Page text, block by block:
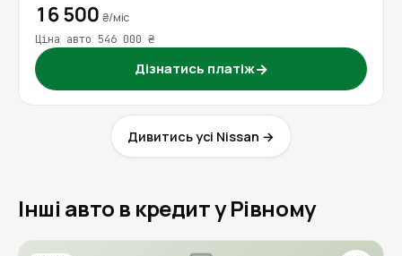
16 500 ₴/міс
Ціна авто 546 000 ₴
Дізнатись платіж→
Дивитись усі Nissan →
Інші авто в кредит у Рівному